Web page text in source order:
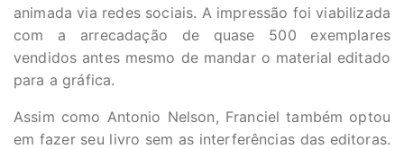
animada via redes sociais. A impressão foi viabilizada
com a arrecadação de quase 500 exemplares
vendidos antes mesmo de mandar o material editado
para a gráfica.
Assim como Antonio Nelson, Franciel também optou
em fazer seu livro sem as interferências das editoras.